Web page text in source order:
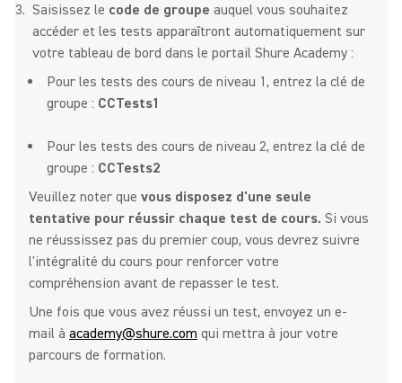
Saisissez le code de groupe auquel vous souhaitez
accéder et les tests apparaîtront automatiquement sur
votre tableau de bord dans le portail Shure Academy :
Pour les tests des cours de niveau 1, entrez la clé de
groupe : CCTests1
Pour les tests des cours de niveau 2, entrez la clé de
groupe : CCTests2
Veuillez noter que vous disposez d'une seule
tentative pour réussir chaque test de cours. Si vous
ne réussissez pas du premier coup, vous devrez suivre
l'intégralité du cours pour renforcer votre
compréhension avant de repasser le test.
Une fois que vous avez réussi un test, envoyez un e-
mail à academy@shure.com qui mettra à jour votre
parcours de formation.